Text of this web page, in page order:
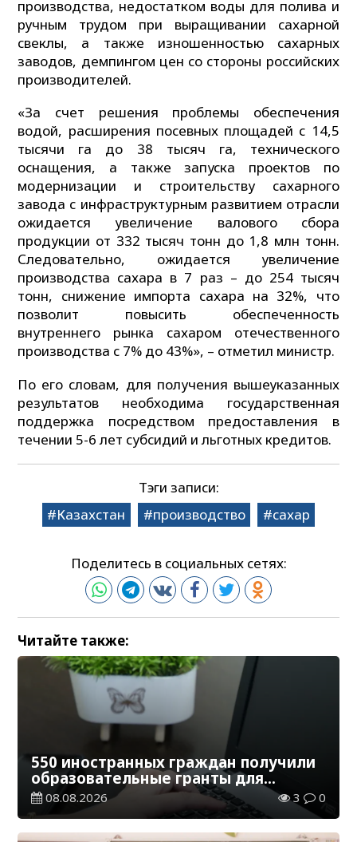
производства, недостатком воды для полива и
ручным трудом при выращивании сахарной
свеклы, а также изношенностью сахарных
заводов, демпингом цен со стороны российских
производителей.
«За счет решения проблемы обеспечения
водой, расширения посевных площадей с 14,5
тысячи га до 38 тысяч га, технического
оснащения, а также запуска проектов по
модернизации и строительству сахарного
завода с инфраструктурным развитием отрасли
ожидается увеличение валового сбора
продукции от 332 тысяч тонн до 1,8 млн тонн.
Следовательно, ожидается увеличение
производства сахара в 7 раз – до 254 тысяч
тонн, снижение импорта сахара на 32%, что
позволит повысить обеспеченность
внутреннего рынка сахаром отечественного
производства с 7% до 43%», – отметил министр.
По его словам, для получения вышеуказанных
результатов необходима государственная
поддержка посредством предоставления в
течении 5-6 лет субсидий и льготных кредитов.
Тэги записи:
Казахстан
производство сахар
Поделитесь в социальных сетях:
Читайте также:
550 иностранных граждан получили
образовательные гранты для
обучения в Казахстане
08.08.2026 3 0